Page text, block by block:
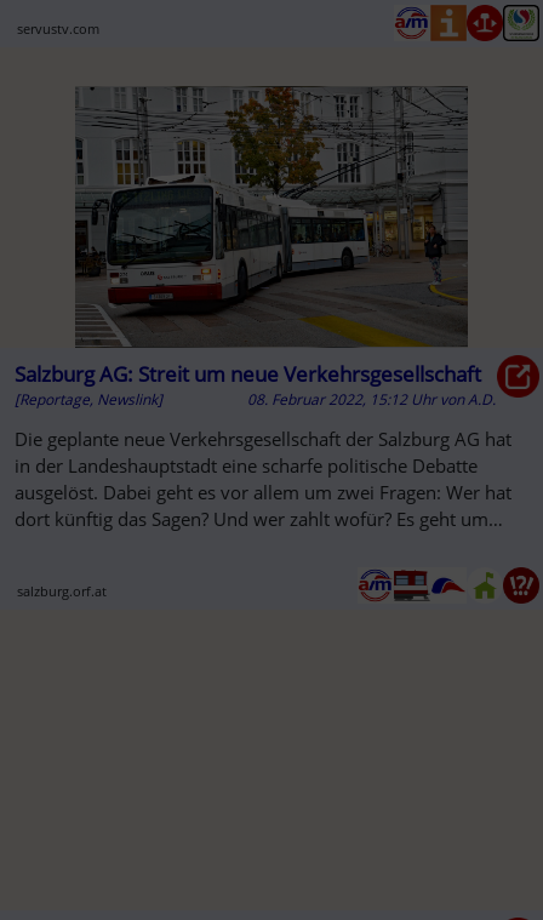
servustv.com
Salzburg AG: Streit um neue Verkehrsgesellschaft
[Reportage, Newslink] 08. Februar 2022, 15:12 Uhr vonA.D.
Die geplante neue Verkehrsgesellschaft der Salzburg AG hat
in der Landeshauptstadt eine scharfe politische Debatte
ausgelöst. Dabei geht es vor allem um zwei Fragen: Wer hat
dort künftig das Sagen? Und wer zahlt wofür? Es geht um
salzburg.orf.at